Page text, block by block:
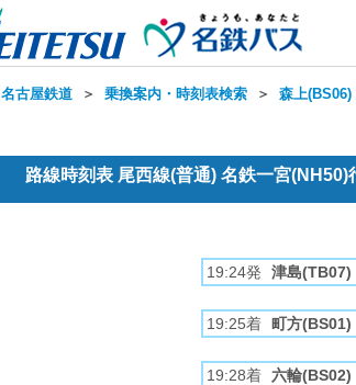
名古屋鉄道 ＞ 乗換案内・時刻表検索 ＞ 森上(BS06)
路線時刻表 尾西線(普通) 名鉄一宮
19:24発 津島(TB07)
19:25着 町方(BS01)
19:28着 六輪(BS02)